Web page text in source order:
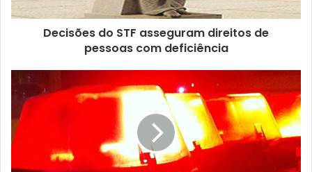
Decisões do STF asseguram direitos de
pessoas com deficiência